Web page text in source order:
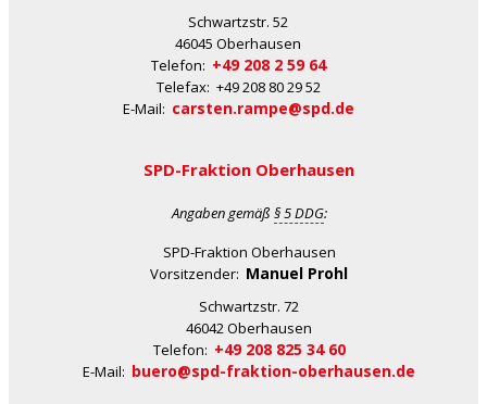
Schwartzstr. 52
46045 Oberhausen
Telefon: +49 208 2 59 64
Telefax: +49 208 80 29 52
E-Mail: carsten.rampe@spd.de
SPD-Fraktion Oberhausen
Angaben gemäß § 5 DDG:
SPD-Fraktion Oberhausen
Vorsitzender: Manuel Prohl
Schwartzstr. 72
46042 Oberhausen
Telefon: +49 208 825 34 60
E-Mail: buero@spd-fraktion-oberhausen.de